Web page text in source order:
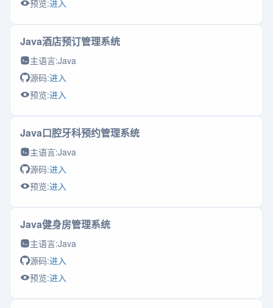
预览:进入
Java酒店预订管理系统
主语言:Java
源码:进入
预览:进入
Java口腔牙科预约管理系统
主语言:Java
源码:进入
预览:进入
Java健身房管理系统
主语言:Java
源码:进入
预览:进入